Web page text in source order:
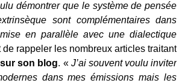
démontrer que le système de pensée
sont complémentaires dans
mise en parallèle avec une dialectique
de rappeler les nombreux articles traitant
son blog. « J’ai souvent voulu inviter
dans mes émissions mais les